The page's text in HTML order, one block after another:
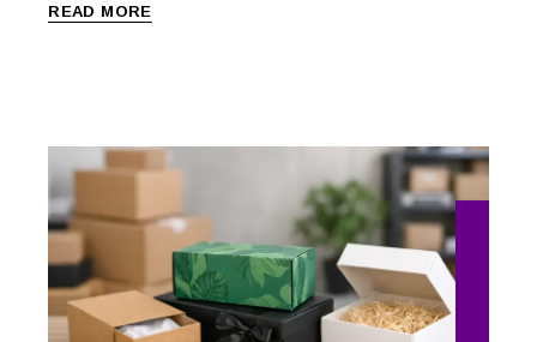
READ MORE